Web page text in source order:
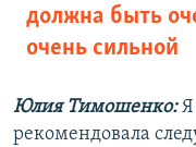
должна быть
очень сильной
Юлия Тимошенко:Я
рекомендовала